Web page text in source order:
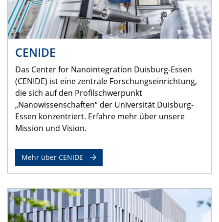
CENIDE
Das Center for Nanointegration Duisburg-Essen
(CENIDE) ist eine zentrale Forschungseinrichtung,
die sich auf den Profilschwerpunkt
„Nanowissenschaften“ der Universität Duisburg-
Essen konzentriert. Erfahre mehr über unsere
Mission und Vision.
Mehr über CENIDE